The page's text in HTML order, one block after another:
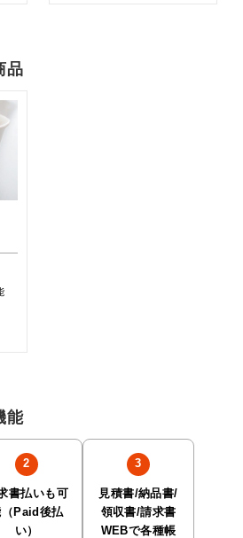
品
能
書払いも可
Paid後払
い）
見積書/納品書/
領収書/請求書
WEBで各種帳